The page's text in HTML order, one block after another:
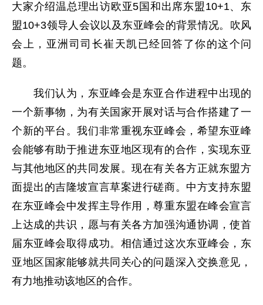
大家介绍温总理出访欧亚5国和出席东盟10+1、东
盟10+3领导人会议以及东亚峰会的背景情况。吹风
会上，亚洲司司长崔天凯已经回答了你的这个问
题。
我们认为，东亚峰会是东亚合作进程中出现的
一个新事物，为有关国家开展对话与合作搭建了一
个新的平台。我们非常重视东亚峰会，希望东亚峰
会能够有助于推进东亚地区现有的合作，实现东亚
与其他地区的共同发展。现在有关各方正就东盟方
面提出的吉隆坡宣言草案进行磋商。中方支持东盟
在东亚峰会中发挥主导作用，尊重东盟在峰会宣言
上达成的共识，愿与有关各方加强沟通协调，使首
届东亚峰会取得成功。相信通过这次东亚峰会，东
亚地区国家能够就共同关心的问题深入交换意见，
有力地推动该地区的合作。